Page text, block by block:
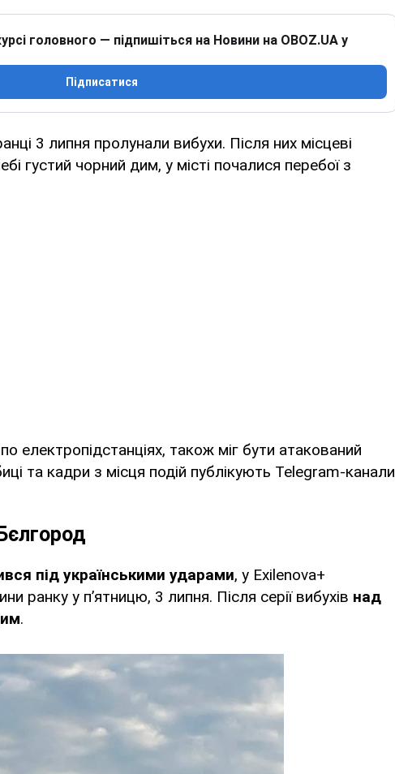
головного — підпишіться на Новини на OBOZ.UA у
Підписатися
3 липня пролунали вибухи. Після них місцеві
густий чорний дим, у місті почалися перебої з
електропідстанціях, також міг бути атакований
та кадри з місця подій публікують Telegram-канали
під українськими ударами, у Exilenova+
ранку у п’ятницю, 3 липня. Після серії вибухів над
.